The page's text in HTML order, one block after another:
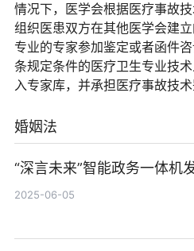
情况下，医学会根据医疗事故
组织医患双方在其他医学会建
专业的专家参加鉴定或者函件
条规定条件的医疗卫生专业技
入专家库，并承担医疗事故技术
婚姻法
“深言未来”智能政务一体机
2025-06-05